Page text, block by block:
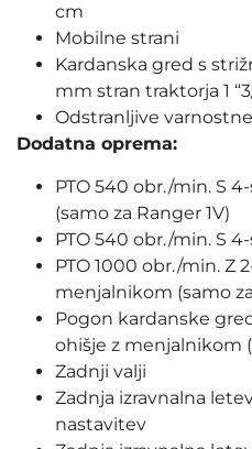
cm
Mobilne strani
Kardanska gred s
mm stran traktorja 1
Odstranljive
Dodatna oprema:
PTO 540 obr./min. S
(samo za Ranger 1V)
PTO 540 obr./min. S
PTO 1000 obr./min. Z
menjalnikom (samo
Pogon kardanske
ohišje z menjalnikom
Zadnji valji
Zadnja izravnalna
nastavitev